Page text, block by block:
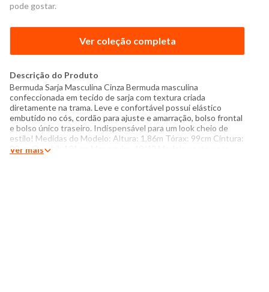
pode gostar.
Ver coleção completa
Descrição do Produto
Bermuda Sarja Masculina Cinza Bermuda masculina
confeccionada em tecido de sarja com textura criada
diretamente na trama. Leve e confortável possui elástico
embutido no cós, cordão para ajuste e amarração, bolso frontal
e bolso único traseiro. Indispensável para um look cheio de
estilo! Medidas do Modelo: Altura: 1,86m Tórax: 99cm Cintura:
80cm Quadril: 101cm Manequim: 40/42 Modelo veste peça
Ver mais